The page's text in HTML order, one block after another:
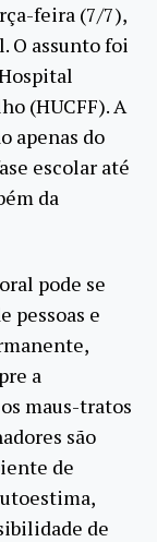
feira (7/7),
O assunto foi
(HUCFF). A
apenas do
escolar até
da
pode se
pessoas e
a
maus-tratos
são
de
de